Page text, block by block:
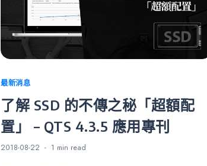
Categories
最新消息
了解 SSD 的不傳之秘「超額配
置」 – QTS 4.3.5 應用專刊
2018-08-22 1 min read